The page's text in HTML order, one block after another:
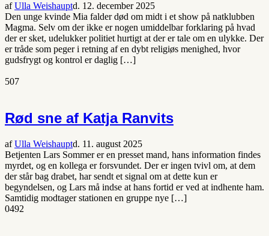
afUlla Weishauptd. 12. december 2025
Den unge kvinde Mia falder død om midt i et show på natklubben
Magma. Selv om der ikke er nogen umiddelbar forklaring på hvad
der er sket, udelukker politiet hurtigt at der er tale om en ulykke. Der
er tråde som peger i retning af en dybt religiøs menighed, hvor
gudsfrygt og kontrol er daglig […]
507
Rød sne af Katja Ranvits
afUlla Weishauptd. 11. august 2025
Betjenten Lars Sommer er en presset mand, hans information findes
myrdet, og en kollega er forsvundet. Der er ingen tvivl om, at dem
der står bag drabet, har sendt et signal om at dette kun er
begyndelsen, og Lars må indse at hans fortid er ved at indhente ham.
Samtidig modtager stationen en gruppe nye […]
0492